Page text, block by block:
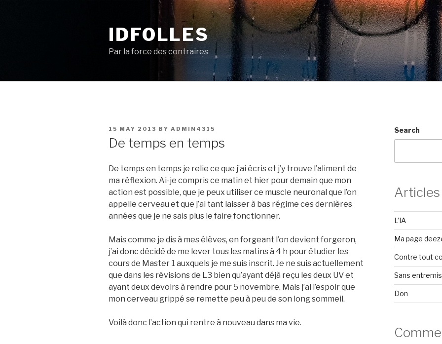
IDFOLLES
Par la force des contraires
POSTED
15 MAY 2013 BY ADMIN4315
De temps en temps
De temps en temps je relie ce que j’ai écris et j’y trouve l’aliment de
ma réflexion. Ai-je compris ce matin et hier pour demain que mon
action est possible, que je peux utiliser ce muscle neuronal que l’on
appelle cerveau et que j’ai tant laisser à bas régime ces dernières
années que je ne sais plus le faire fonctionner.
Mais comme je dis à mes élèves, en forgeant l’on devient forgeron,
j’ai donc décidé de me lever tous les matins à 4 h pour étudier les
cours de Master 1 auxquels je me suis inscrit. Je ne suis actuellement
que dans les révisions de L3 bien qu’ayant déjà reçu les deux UV et
ayant deux devoirs à rendre pour 5 novembre. Mais j’ai l’espoir que
mon cerveau grippé se remette peu à peu de son long sommeil.
Voilà donc l’action qui rentre à nouveau dans ma vie.
Search
L’IA
Ma page
Contre tout
Sans
Don